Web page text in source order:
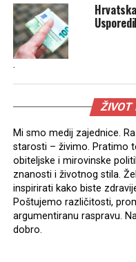
.
ŽIVOT
Mi smo medij zajednice.
starosti – živimo. Pratimo
obiteljske i mirovinske
znanosti i životnog stila.
inspirirati kako biste
Poštujemo različitosti,
argumentiranu raspravu.
dobro.